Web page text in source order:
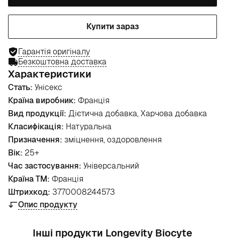
Купити зараз
Гарантія оригіналу
Безкоштовна доставка
Характеристики
Стать: Унісекс
Країна виробник: Франція
Вид продукції: Дієтична добавка, Харчова добавка
Класифікація: Натуральна
Призначення: зміцнення, оздоровлення
Вік: 25+
Час застосування: Універсальний
Країна ТМ: Франція
Штрихкод: 3770008244573
Опис продукту
Інші продукти Longevity Biocyte